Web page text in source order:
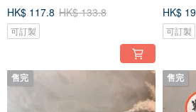
HK$ 117.8 HK$ 133.8
可訂製
HK$
可訂製
售完 售完